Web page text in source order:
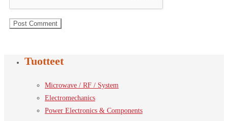
Tuotteet
Microwave / RF / System
Electromechanics
Power Electronics & Components